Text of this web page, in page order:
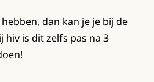
dan kan je je bij de
hiv is dit zelfs pas na 3